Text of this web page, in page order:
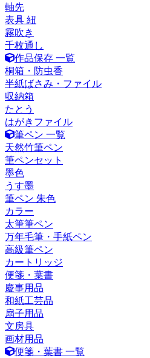
軸先
表具 紐
霧吹き
千枚通し
作品保存 一覧
桐箱・防虫香
半紙ばさみ・ファイル
収納箱
たとう
はがきファイル
筆ペン 一覧
天然竹筆ペン
筆ペンセット
墨色
うす墨
筆ペン 朱色
カラー
太筆筆ペン
万年毛筆・手紙ペン
高級筆ペン
カートリッジ
便箋・葉書
慶事用品
和紙工芸品
扇子用品
文房具
画材用品
便箋・葉書 一覧